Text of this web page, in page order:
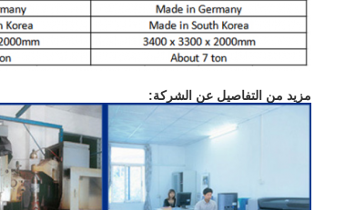
مزيد من التفاصيل عن الشركة: